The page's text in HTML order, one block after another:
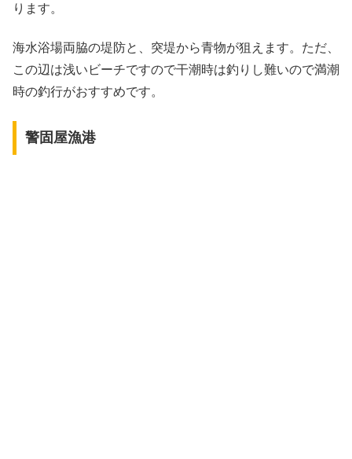
ります。
海水浴場両脇の堤防と、突堤から青物が狙えます。ただ、
この辺は浅いビーチですので干潮時は釣りし難いので満潮
時の釣行がおすすめです。
警固屋漁港